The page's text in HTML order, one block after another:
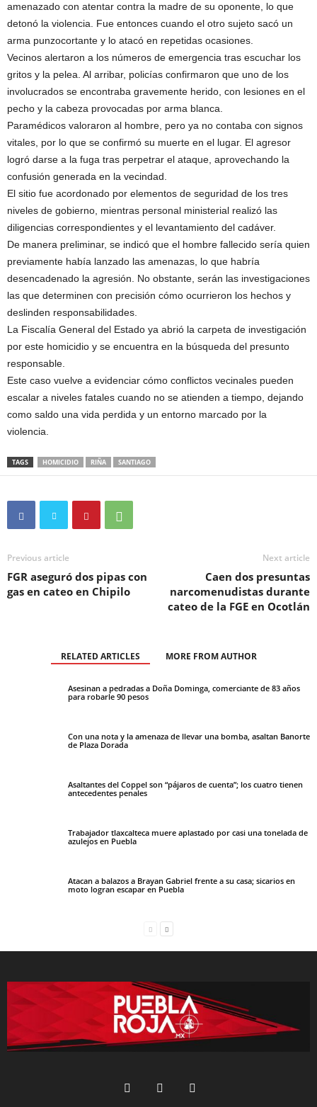
amenazado con atentar contra la madre de su oponente, lo que
detonó la violencia. Fue entonces cuando el otro sujeto sacó un
arma punzocortante y lo atacó en repetidas ocasiones.
Vecinos alertaron a los números de emergencia tras escuchar los
gritos y la pelea. Al arribar, policías confirmaron que uno de los
involucrados se encontraba gravemente herido, con lesiones en el
pecho y la cabeza provocadas por arma blanca.
Paramédicos valoraron al hombre, pero ya no contaba con signos
vitales, por lo que se confirmó su muerte en el lugar. El agresor
logró darse a la fuga tras perpetrar el ataque, aprovechando la
confusión generada en la vecindad.
El sitio fue acordonado por elementos de seguridad de los tres
niveles de gobierno, mientras personal ministerial realizó las
diligencias correspondientes y el levantamiento del cadáver.
De manera preliminar, se indicó que el hombre fallecido sería quien
previamente había lanzado las amenazas, lo que habría
desencadenado la agresión. No obstante, serán las investigaciones
las que determinen con precisión cómo ocurrieron los hechos y
deslinden responsabilidades.
La Fiscalía General del Estado ya abrió la carpeta de investigación
por este homicidio y se encuentra en la búsqueda del presunto
responsable.
Este caso vuelve a evidenciar cómo conflictos vecinales pueden
escalar a niveles fatales cuando no se atienden a tiempo, dejando
como saldo una vida perdida y un entorno marcado por la
violencia.
TAGS HOMICIDIO RIÑA SANTIAGO
Previous article
FGR aseguró dos pipas con
gas en cateo en Chipilo
Next article
Caen dos presuntas
narcomenudistas durante
cateo de la FGE en Ocotlán
RELATED ARTICLES MORE FROM AUTHOR
Asesinan a pedradas a Doña Dominga, comerciante de 83 años
para robarle 90 pesos
Con una nota y la amenaza de llevar una bomba, asaltan Banorte
de Plaza Dorada
Asaltantes del Coppel son “pájaros de cuenta”; los cuatro tienen
antecedentes penales
Trabajador tlaxcalteca muere aplastado por casi una tonelada de
azulejos en Puebla
Atacan a balazos a Brayan Gabriel frente a su casa; sicarios en
moto logran escapar en Puebla